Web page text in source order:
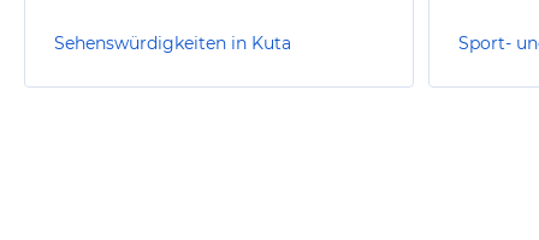
Sehenswürdigkeiten in Kuta Sport-